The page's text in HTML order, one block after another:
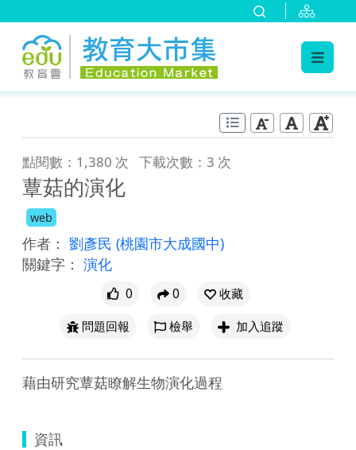
點閱數：1,380 次 下載次數：3 次
蕈菇的演化
web
作者： 劉彥民 (桃園市大成國中)
關鍵字： 演化
0 0
收藏
問題回報
檢舉 加入追蹤
藉由研究蕈菇瞭解生物演化過程
資訊